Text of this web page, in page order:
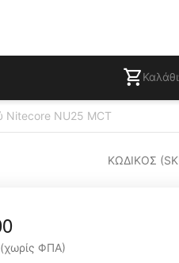
Καλάθι
Nitecore NU25 MCT
ΚΩΔΙΚΟΣ
(χωρίς ΦΠΑ)